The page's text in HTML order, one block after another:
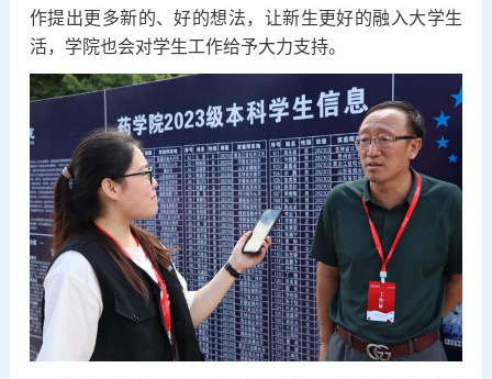
作提出更多新的、好的想法，让新生更好的融入大学生
活，学院也会对学生工作给予大力支持。